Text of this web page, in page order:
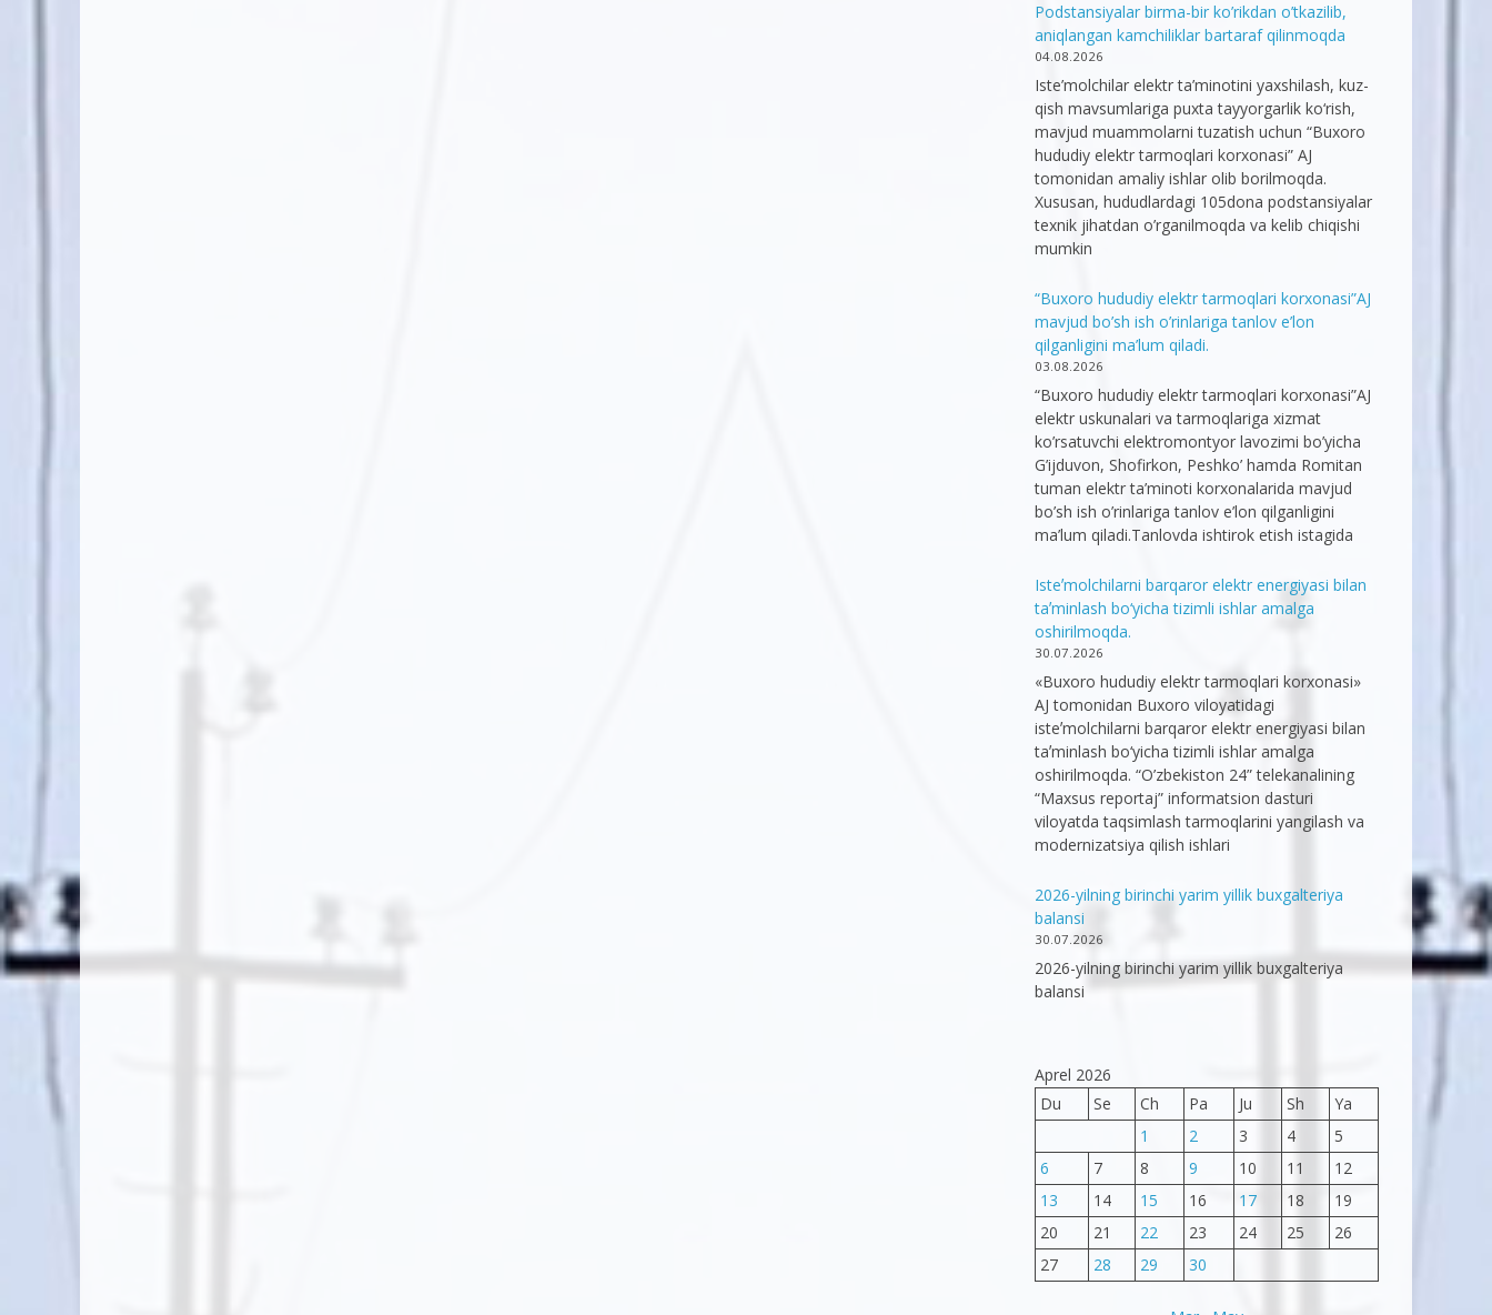
Podstansiyalar birma-bir ko’rikdan o’tkazilib,
aniqlangan kamchiliklar bartaraf qilinmoqda
04.08.2026
Iste’molchilar elektr ta’minotini yaxshilash, kuz-
qish mavsumlariga puxta tayyorgarlik ko‘rish,
mavjud muammolarni tuzatish uchun “Buxoro
hududiy elektr tarmoqlari korxonasi” AJ
tomonidan amaliy ishlar olib borilmoqda.
Xususan, hududlardagi 105dona podstansiyalar
texnik jihatdan o’rganilmoqda va kelib chiqishi
mumkin
“Buxoro hududiy elektr tarmoqlari korxonasi”AJ
mavjud bo’sh ish o’rinlariga tanlov e’lon
qilganligini ma’lum qiladi.
03.08.2026
“Buxoro hududiy elektr tarmoqlari korxonasi”AJ
elektr uskunalari va tarmoqlariga xizmat
ko’rsatuvchi elektromontyor lavozimi bo’yicha
G’ijduvon, Shofirkon, Peshko’ hamda Romitan
tuman elektr ta’minoti korxonalarida mavjud
bo’sh ish o’rinlariga tanlov e’lon qilganligini
ma’lum qiladi.Tanlovda ishtirok etish istagida
Isteʼmolchilarni barqaror elektr energiyasi bilan
taʼminlash bo‘yicha tizimli ishlar amalga
oshirilmoqda.
30.07.2026
«Buxoro hududiy elektr tarmoqlari korxonasi»
AJ tomonidan Buxoro viloyatidagi
isteʼmolchilarni barqaror elektr energiyasi bilan
taʼminlash bo‘yicha tizimli ishlar amalga
oshirilmoqda. “O’zbekiston 24” telekanalining
“Maxsus reportaj” informatsion dasturi
viloyatda taqsimlash tarmoqlarini yangilash va
modernizatsiya qilish ishlari
2026-yilning birinchi yarim yillik buxgalteriya
balansi
30.07.2026
2026-yilning birinchi yarim yillik buxgalteriya
balansi
Aprel 2026
Du
Se Ch Pa Ju Sh
Ya
1
2 3 4
5
6
7 8 9 10 11
12
13
14 15 16 17 18
19
20
21 22 23 24 25
26
27
28 29 30